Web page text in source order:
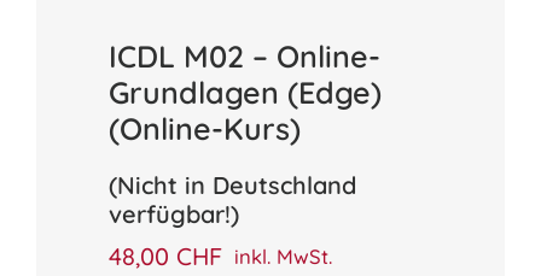
ICDL M02 – Online-
Grundlagen (Edge)
(Online-Kurs)
(Nicht in Deutschland
verfügbar!)
48,00 CHF inkl. MwSt.